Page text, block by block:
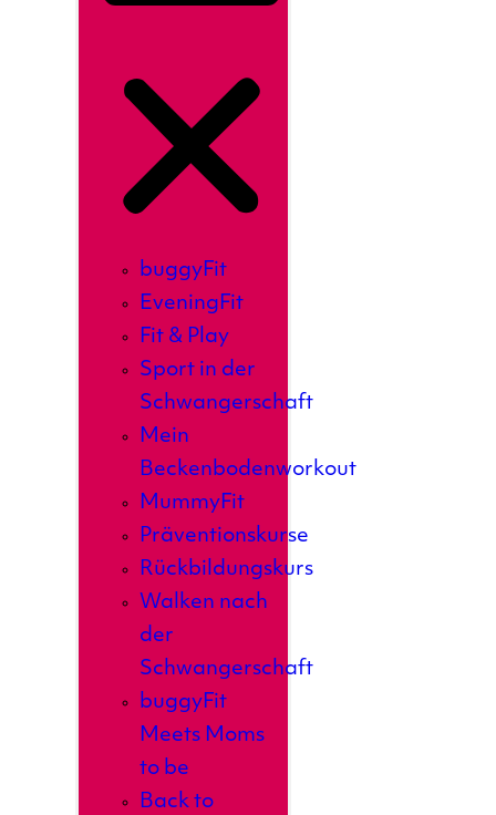
buggyFit
EveningFit
Fit & Play
Sport in der
Schwangerschaft
Mein
Beckenbodenworkout
MummyFit
Präventionskurse
Rückbildungskurs
Walken nach
der
Schwangerschaft
buggyFit
Meets Moms
to be
Back to